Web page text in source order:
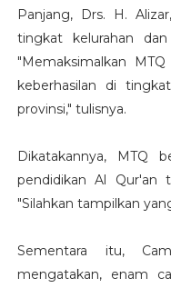
Panjang, Drs.
H.
tingkat kelurahan
"Memaksimalkan
keberhasilan di
provinsi," tulisnya.
Dikatakannya, MTQ
pendidikan Al Qur'an
"Silahkan tampilkan
Sementara itu,
mengatakan, enam